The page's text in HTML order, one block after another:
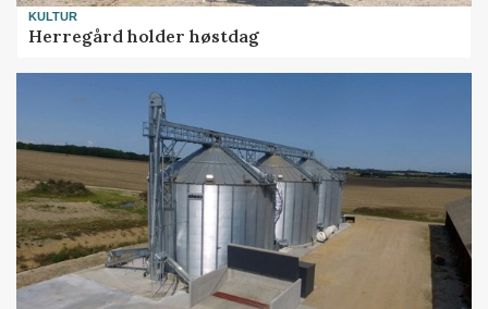
KULTUR
Herregård holder høstdag